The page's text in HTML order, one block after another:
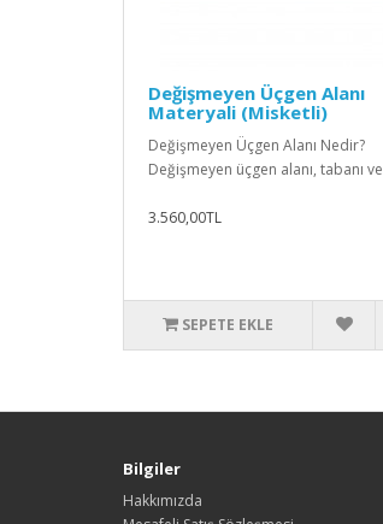
Değişmeyen Üçgen Alanı
Materyali (Misketli)
Değişmeyen Üçgen Alanı Nedir?
Değişmeyen üçgen alanı, tabanı
3.560,00TL
SEPETE EKLE
Bilgiler
Hakkımızda